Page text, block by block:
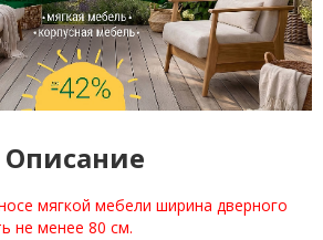
Описание
мягкой мебели ширина дверного
не менее 80 см.